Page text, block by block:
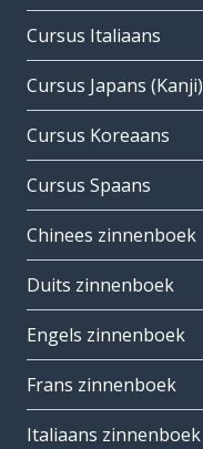
Cursus Italiaans
Cursus Japans (Kanji)
Cursus Koreaans
Cursus Spaans
Chinees zinnenboek
Duits zinnenboek
Engels zinnenboek
Frans zinnenboek
Italiaans zinnenboek